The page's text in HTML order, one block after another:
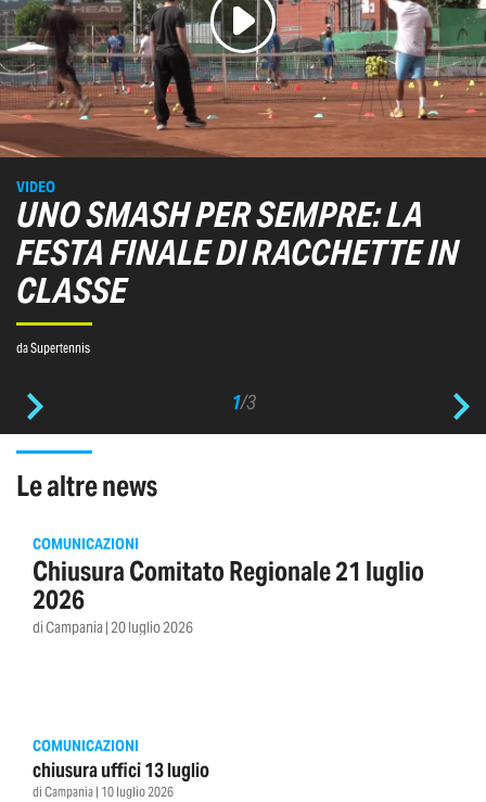
VIDEO
UNO SMASH PER SEMPRE: LA
FESTA FINALE DI RACCHETTE IN
CLASSE
da Supertennis
1/3
le altre news
COMUNICAZIONI
Chiusura Comitato Regionale 21 luglio
2026
di Campania | 20 luglio 2026
COMUNICAZIONI
chiusura uffici 13 luglio
di Campania | 10 luglio 2026